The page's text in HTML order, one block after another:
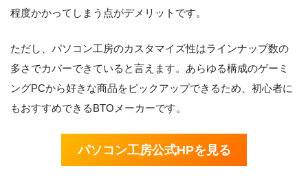
程度かかってしまう点がデメリットです。
ただし、パソコン工房のカスタマイズ性はラインナップ数の
多さでカバーできていると言えます。あらゆる構成のゲーミ
ングPCから好きな商品をピックアップできるため、初心者に
もおすすめできるBTOメーカーです。
パソコン工房公式HPを見る